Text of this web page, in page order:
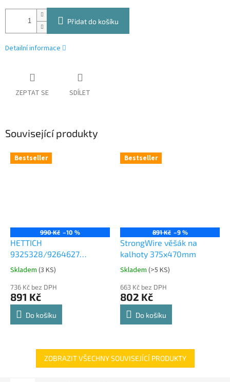
Přidat do košíku
Detailní informace
ZEPTAT SE SDÍLET
Související produkty
Bestseller
990 Kč –10 %
HETTICH
9325328/9264627
Comfort Spin 360° otočná
police 8kg
Průměrné
produktu
je
4,8
Skladem (3 KS)
736 Kč bez DPH
891 Kč
Do košíku
Bestseller
891 Kč –9 %
StrongWire věšák na
kalhoty 375x470mm
Průměrné
produktu
je
4,8
Skladem (>5 KS)
663 Kč bez DPH
802 Kč
Do košíku
ZOBRAZIT VŠECHNY SOUVISEJÍCÍ PRODUKTY